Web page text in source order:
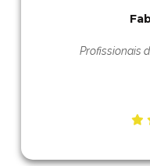
Profissionais